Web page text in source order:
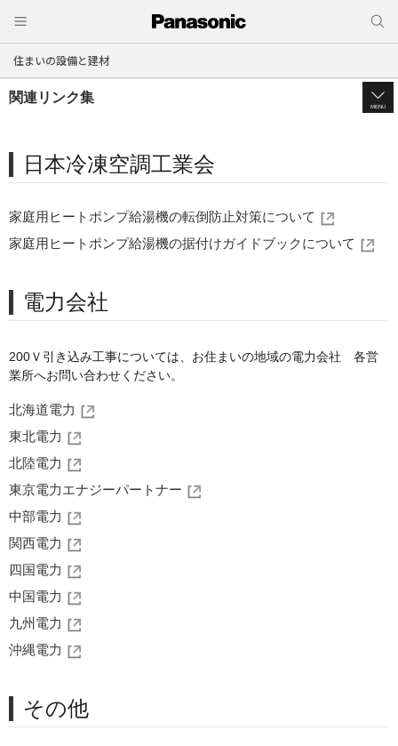
住まいの設備と建材
関連リンク集
MENU
日本冷凍空調工業会
家庭用ヒートポンプ給湯機の転倒防止対策について
家庭用ヒートポンプ給湯機の据付けガイドブックについて
電力会社
200Ｖ引き込み工事については、お住まいの地域の電力会社 各営
業所へお問い合わせください。
北海道電力
東北電力
北陸電力
東京電力エナジーパートナー
中部電力
関西電力
四国電力
中国電力
九州電力
沖縄電力
その他